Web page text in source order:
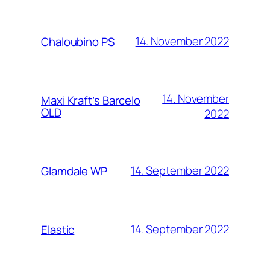
Chaloubino PS 14. November 2022
Maxi Kraft’s Barcelo
OLD
14. November
2022
Glamdale WP 14. September 2022
Elastic 14. September 2022